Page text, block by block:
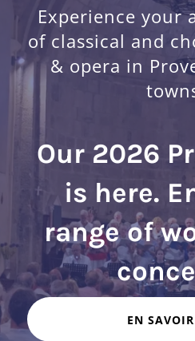
Experience your
of classical and
& opera in
Our 2026
is here.
range of
EN